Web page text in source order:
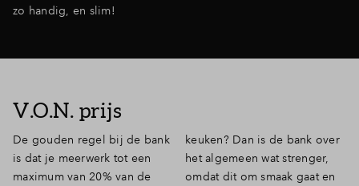
zo handig, en slim!
V.O.N. prijs
De gouden regel bij de bank
is dat je meerwerk tot een
maximum van 20% van de
keuken? Dan is de bank over
het algemeen wat strenger,
omdat dit om smaak gaat en